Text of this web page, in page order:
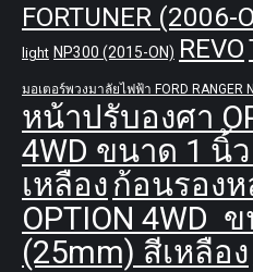
FORTUNER (2006-
light NP300 (2015-ON) REVO
มอเตอร์พวงมาลัยไฟฟ้า FORD RANGER
หน้าปรับองศา
4WD ขนาด 1 นิ้
เหลือง ก้อนรอง
OPTION 4WD
(25mm) สีเหลือง